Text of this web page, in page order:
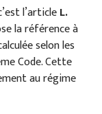
l’articleL.
la référence à
selon les
Code. Cette
au régime